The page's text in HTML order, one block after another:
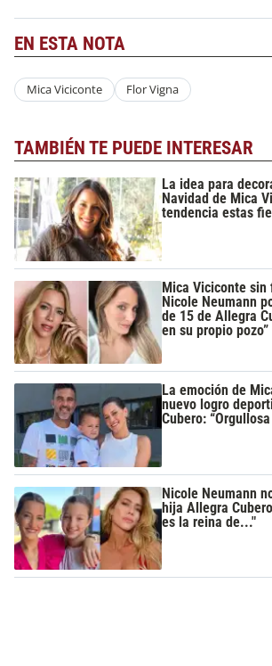
EN ESTA NOTA
Mica Viciconte Flor Vigna
TAMBIÉN TE PUEDE INTERESAR
La idea para
Navidad de Mica
tendencia estas
Mica Viciconte
Nicole Neumann
de 15 de Allegra
en su propio pozo”
La emoción de
nuevo logro
Cubero:
Nicole Neumann
hija Allegra
es la reina de..."